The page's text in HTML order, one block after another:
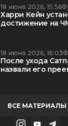
18 июня 2026, 15:56
Харри Кейн
достижение на
18 июня 2026, 16:03
После ухода
назвали его
ВСЕ МАТЕРИАЛЫ